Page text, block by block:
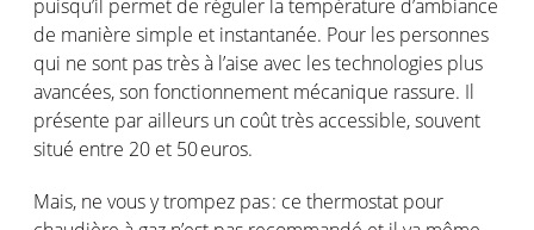
puisqu’il permet de réguler latempérature d’ambiance
de manière simple et instantanée. Pour les personnes
qui ne sont pas très à l’aise avec les technologies plus
avancées, sonfonctionnement mécanique rassure. Il
présente parailleurs un coûttrès accessible,souvent
situé entre 20 et 50 euros.
Mais, ne vousytrompez pas : ce thermostat pour